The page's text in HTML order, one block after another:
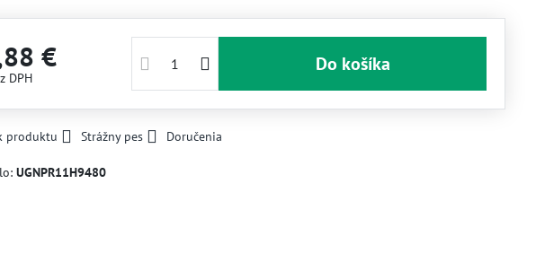
€
DPH
Do košíka
produktu Strážny pes Doručenia
UGNPR11H9480